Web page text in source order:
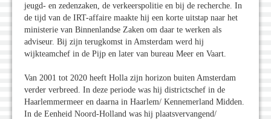
jeugd- en zedenzaken, de verkeerspolitie en bij de recherche. In
de tijd van de IRT-affaire maakte hij een korte uitstap naar het
ministerie van Binnenlandse Zaken om daar te werken als
adviseur. Bij zijn terugkomst in Amsterdam werd hij
wijkteamchef in de Pijp en later van bureau Meer en Vaart.
Van 2001 tot 2020 heeft Holla zijn horizon buiten Amsterdam
verder verbreed. In deze periode was hij districtschef in de
Haarlemmermeer en daarna in Haarlem/ Kennemerland Midden.
In de Eenheid Noord-Holland was hij plaatsvervangend/